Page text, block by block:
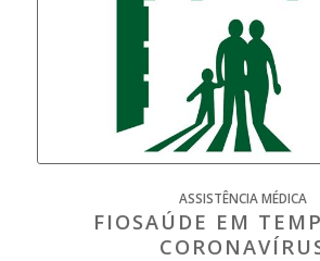
ASSISTÊNCIA MÉDICA
FIOSAÚDE EM